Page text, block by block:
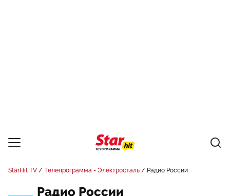
StarHit TV Телепрограмма - Электросталь Радио России
Радио России